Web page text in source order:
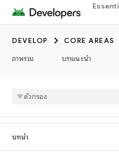
DEVELOP CORE AREAS
ภาพรวม
บทแนะนำ
บทนำ